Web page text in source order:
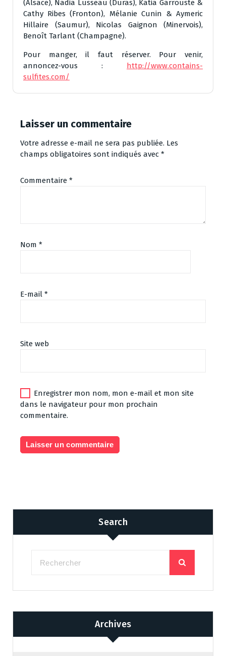
(Alsace), Nadia Lusseau (Duras), Katia Garrouste &
Cathy Ribes (Fronton), Mélanie Cunin & Aymeric
Hillaire (Saumur), Nicolas Gaignon (Minervois),
Benoît Tarlant (Champagne).
Pour manger, il faut réserver. Pour venir,
annoncez-vous : http://www.contains-
sulfites.com/
Laisser un commentaire
Votre adresse e-mail ne sera pas publiée. Les
champs obligatoires sont indiqués avec *
Commentaire *
Nom *
E-mail *
Site web
Enregistrer mon nom, mon e-mail et mon site
dans le navigateur pour mon prochain
commentaire.
Search
Archives